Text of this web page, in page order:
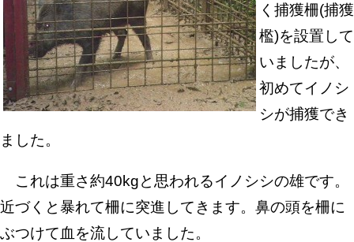
く捕獲柵(捕獲
檻)を設置して
いましたが、
初めてイノシ
シが捕獲でき
ました。
これは重さ約40kgと思われるイノシシの雄です。
近づくと暴れて柵に突進してきます。鼻の頭を柵に
ぶつけて血を流していました。